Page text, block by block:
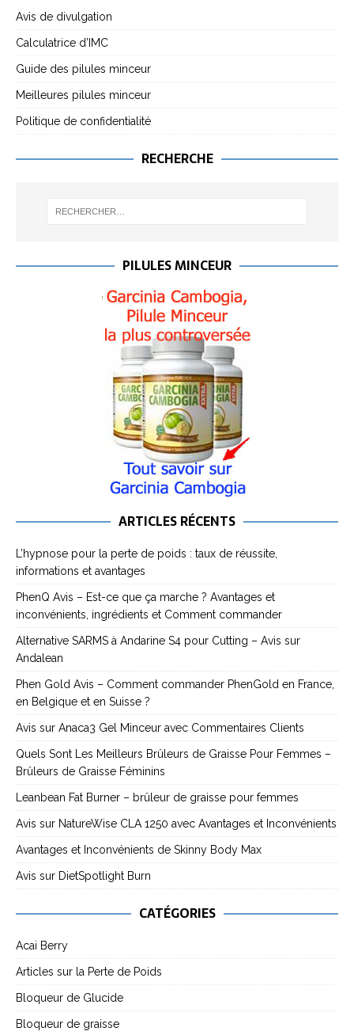
Avis de divulgation
Calculatrice d’IMC
Guide des pilules minceur
Meilleures pilules minceur
Politique de confidentialité
RECHERCHE
PILULES MINCEUR
ARTICLES RÉCENTS
L’hypnose pour la perte de poids : taux de réussite,
informations et avantages
PhenQ Avis – Est-ce que ça marche ? Avantages et
inconvénients, ingrédients et Comment commander
Alternative SARMS à Andarine S4 pour Cutting – Avis sur
Andalean
Phen Gold Avis – Comment commander PhenGold en France,
en Belgique et en Suisse ?
Avis sur Anaca3 Gel Minceur avec Commentaires Clients
Quels Sont Les Meilleurs Brûleurs de Graisse Pour Femmes –
Brûleurs de Graisse Féminins
Leanbean Fat Burner – brûleur de graisse pour femmes
Avis sur NatureWise CLA 1250 avec Avantages et Inconvénients
Avantages et Inconvénients de Skinny Body Max
Avis sur DietSpotlight Burn
CATÉGORIES
Acai Berry
Articles sur la Perte de Poids
Bloqueur de Glucide
Bloqueur de graisse